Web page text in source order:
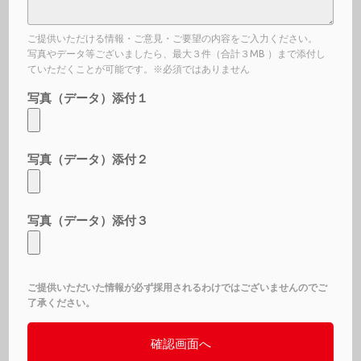
ご提供いただける情報・ご意見・ご要望の内容をご入力ください。
写真やデータ等ございましたら、最大３件（合計３MB ）まで添付し
ていただくことが可能です。※必須ではありません
写真（データ）添付１
写真（データ）添付２
写真（データ）添付３
ご提供いただいた情報が必ず採用されるわけではございませんのでご
了承ください。